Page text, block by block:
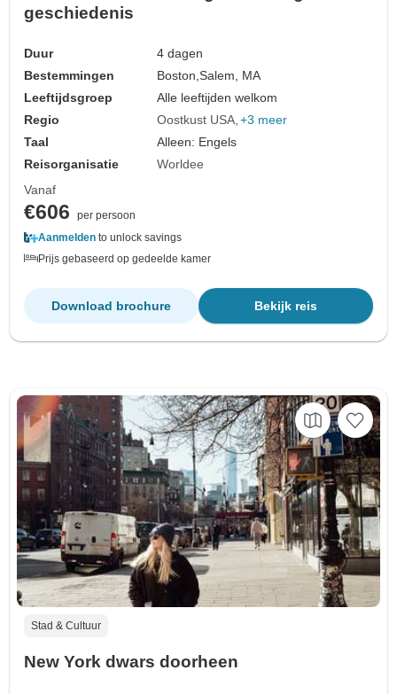
geschiedenis
Duur
4 dagen
Bestemmingen
Boston,Salem, MA
Leeftijdsgroep
Alle leeftijden welkom
Regio
Oostkust USA +3 meer
Taal
Alleen: Engels
Reisorganisatie
Worldee
Vanaf
€606
per persoon
Aanmelden to unlock savings
Prijs gebaseerd op gedeelde kamer
Bekijk reis
Download brochure
Stad & Cultuur
New York dwars doorheen